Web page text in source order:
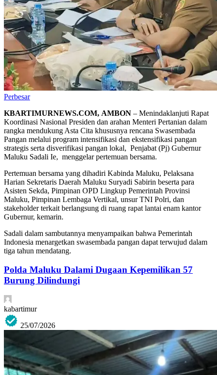
Perbesar
KBARTIMURNEWS.COM, AMBON – Menindaklanjuti Rapat
Koordinasi Nasional Presiden dan arahan Menteri Pertanian dalam
rangka mendukung Asta Cita khususnya rencana Swasembada
Pangan melalui program intensifikasi dan ekstensifikasi pangan
strategis serta disverifikasi pangan lokal, Penjabat (Pj) Gubernur
Maluku Sadali Ie, menggelar pertemuan bersama.
Pertemuan bersama yang dihadiri Kabinda Maluku, Pelaksana
Harian Sekretaris Daerah Maluku Suryadi Sabirin beserta para
Asisten Sekda, Pimpinan OPD Lingkup Pemerintah Provinsi
Maluku, Pimpinan Lembaga Vertikal, unsur TNI Polri, dan
stakeholder terkait berlangsung di ruang rapat lantai enam kantor
Gubernur, kemarin.
Sadali dalam sambutannya menyampaikan bahwa Pemerintah
Indonesia menargetkan swasembada pangan dapat terwujud dalam
tiga tahun mendatang.
Polda Maluku Dalami Dugaan Kepemilikan 57
Burung Dilindungi
kabartimur
25/07/2026